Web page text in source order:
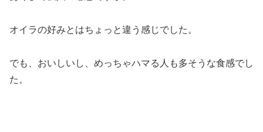
オイラの好みとはちょっと違う感じでした。
でも、おいしいし、めっちゃハマる人も多そうな食感でし
た。